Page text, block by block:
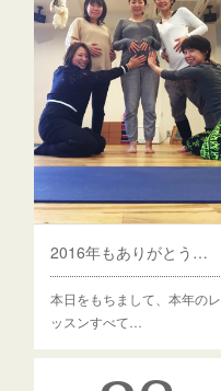
2016年もありがとうございました😊
本日をもちまして、本年のレ
ッスンすべて…